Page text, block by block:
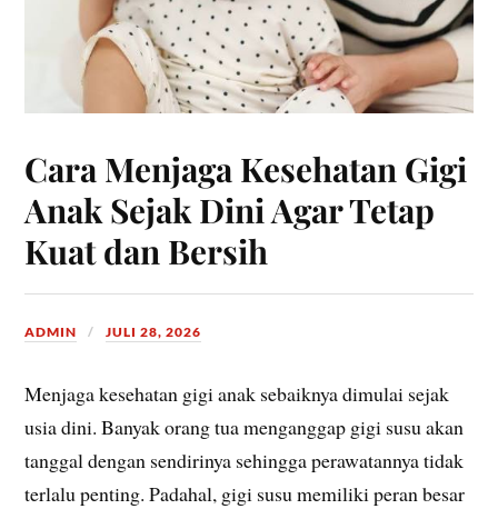
Cara Menjaga Kesehatan Gigi
Anak Sejak Dini Agar Tetap
Kuat dan Bersih
ADMIN JULI 28, 2026
Menjaga kesehatan gigi anak sebaiknya dimulai sejak
usia dini. Banyak orang tua menganggap gigi susu akan
tanggal dengan sendirinya sehingga perawatannya tidak
terlalu penting. Padahal, gigi susu memiliki peran besar